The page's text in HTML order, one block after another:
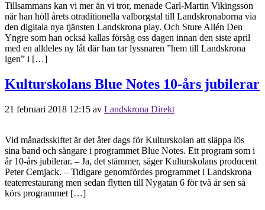
Tillsammans kan vi mer än vi tror, menade Carl-Martin Vikingsson
när han höll årets otraditionella valborgstal till Landskronaborna via
den digitala nya tjänsten Landskrona play. Och Sture Allén Den
Yngre som han också kallas försåg oss dagen innan den siste april
med en alldeles ny låt där han tar lyssnaren ”hem till Landskrona
igen” i […]
Kulturskolans Blue Notes 10-års jubilerar
21 februari 2018 12:15 av Landskrona Direkt
Vid månadsskiftet är det åter dags för Kulturskolan att släppa lös
sina band och sångare i programmet Blue Notes. Ett program som i
år 10-års jubilerar. – Ja, det stämmer, säger Kulturskolans producent
Peter Cemjack. – Tidigare genomfördes programmet i Landskrona
teaterrestaurang men sedan flytten till Nygatan 6 för två år sen så
körs programmet […]